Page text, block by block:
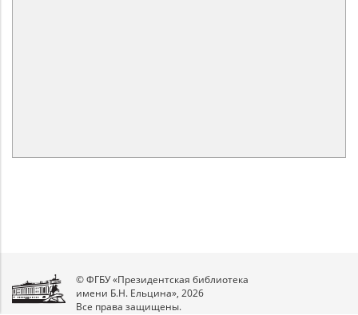
© ФГБУ «Президентская библиотека
имени Б.Н. Ельцина», 2026
Все права защищены.